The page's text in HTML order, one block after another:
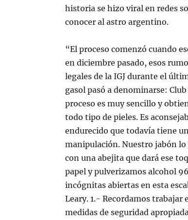
historia se hizo viral en redes
conocer al astro argentino.
“El proceso comenzó cuando
en diciembre pasado, esos
legales de la IGJ durante el
gasol pasó a denominarse:
proceso es muy sencillo y
todo tipo de pieles. Es
endurecido que todavía tiene
manipulación. Nuestro jabón
con una abejita que dará ese
papel y pulverizamos alcohol
incógnitas abiertas en esta
Leary. 1.- Recordamos
medidas de seguridad